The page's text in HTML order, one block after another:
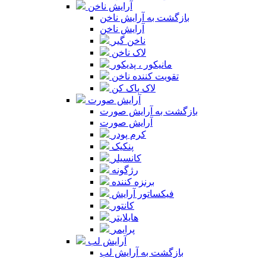
آرایش ناخن
بازگشت به آرایش ناخن
آرایش ناخن
ناخن گیر
لاک ناخن
مانیکور ، پدیکور
تقویت کننده ناخن
لاک پاک کن
آرایش صورت
بازگشت به آرایش صورت
آرایش صورت
کرم پودر
پنکیک
کانسیلر
رژگونه
برنزه کننده
فیکساتور آرایش
کانتور
هایلایتر
پرایمر
آرایش لب
بازگشت به آرایش لب